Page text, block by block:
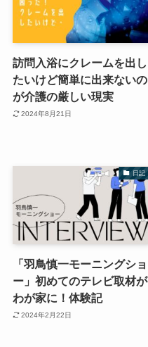
訪問入浴にクレームを出し
たいけど簡単に出来ないの
が介護の厳しい現実
2024年8月21日
日記
「羽鳥慎一モーニングショ
ー」初めてのテレビ取材が
わが家に！体験記
2024年2月22日